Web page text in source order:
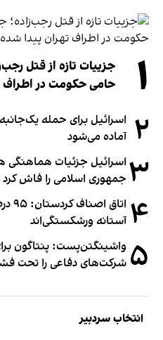
۱
جزییات تازه از قتل
حامی حکومت در اطراف
۲ اسرائیل برای حمله
آماده می‌شود
۳ اسرائیل جزئیات هماهنگی
جمهوری اسلامی را فاش کرد
۴ آستانه ورشکستگی‌اند
۵ واشینگتن‌پست: پنتاگون
شرکت‌های دفاعی را تحت
انتخاب سردبیر